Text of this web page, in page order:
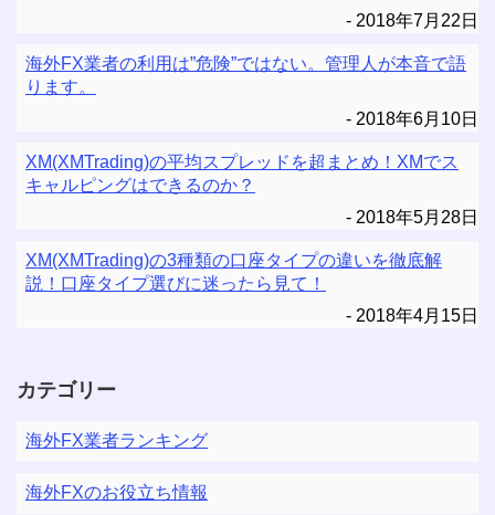
2018年7月22日
海外FX業者の利用は”危険”ではない。管理人が本音で語
ります。
2018年6月10日
XM(XMTrading)の平均スプレッドを超まとめ！XMでス
キャルピングはできるのか？
2018年5月28日
XM(XMTrading)の3種類の口座タイプの違いを徹底解
説！口座タイプ選びに迷ったら見て！
2018年4月15日
カテゴリー
海外FX業者ランキング
海外FXのお役立ち情報